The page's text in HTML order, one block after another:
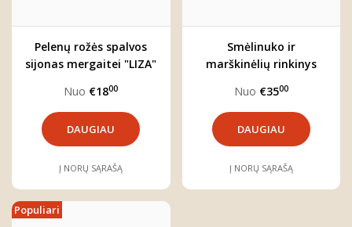
Pelenų rožės spalvos
sijonas mergaitei "LIZA"
Nuo €1800
DAUGIAU
Į NORŲ SĄRAŠĄ
Smėlinuko ir
marškinėlių rinkinys
Nuo €3500
DAUGIAU
Į NORŲ SĄRAŠĄ
Populiari